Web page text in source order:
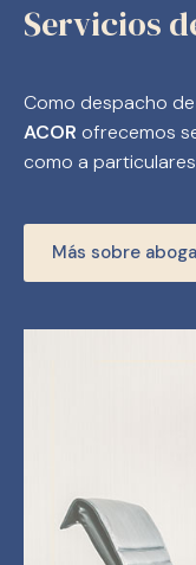
Servicios
Como despacho
ACOR ofrecemos
como a particulares
Más sobre